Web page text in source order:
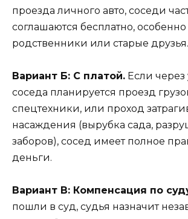
проезда личного авто, соседи
соглашаются бесплатно, особенно
родственники или старые друзья.
Вариант Б: С платой. Если через
соседа планируется проезд
спецтехники, или проход
насаждения (вырубка сада,
заборов), сосед имеет полное
деньги.
Вариант В: Компенсация по
пошли в суд, судья назначит